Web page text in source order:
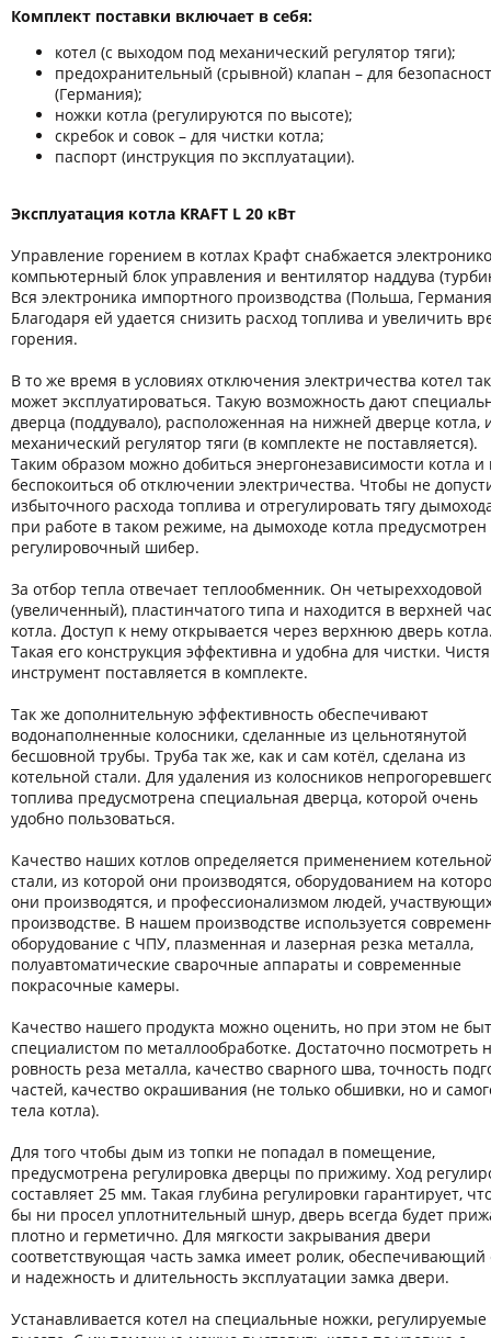
Комплект поставки включает в себя:
котел (с выходом под механический регулятор тяги);
предохранительный (срывной) клапан – для
(Германия);
ножки котла (регулируются по высоте);
скребок и совок – для чистки котла;
паспорт (инструкция по эксплуатации).
Эксплуатация котла KRAFT L 20 кВт
Управление горением в котлах Крафт снабжается
компьютерный блок управления и вентилятор наддува
Вся электроника импортного производства (Польша,
Благодаря ей удается снизить расход топлива и увеличить
горения.
В то же время в условиях отключения электричества котел
может эксплуатироваться. Такую возможность дают
дверца (поддувало), расположенная на нижней дверце котла,
механический регулятор тяги (в комплекте не поставляется).
Таким образом можно добиться энергонезависимости котла и
беспокоиться об отключении электричества. Чтобы не
избыточного расхода топлива и отрегулировать тягу
при работе в таком режиме, на дымоходе котла предусмотрен
регулировочный шибер.
За отбор тепла отвечает теплообменник. Он четырехходовой
(увеличенный), пластинчатого типа и находится в верхней
котла. Доступ к нему открывается через верхнюю дверь
Такая его конструкция эффективна и удобна для чистки.
инструмент поставляется в комплекте.
Так же дополнительную эффективность обеспечивают
водонаполненные колосники, сделанные из цельнотянутой
бесшовной трубы. Труба так же, как и сам котёл, сделана из
котельной стали. Для удаления из колосников
топлива предусмотрена специальная дверца, которой очень
удобно пользоваться.
Качество наших котлов определяется применением
стали, из которой они производятся, оборудованием на
они производятся, и профессионализмом людей,
производстве. В нашем производстве используется
оборудование с ЧПУ, плазменная и лазерная резка металла,
полуавтоматические сварочные аппараты и современные
покрасочные камеры.
Качество нашего продукта можно оценить, но при этом не
специалистом по металлообработке. Достаточно посмотреть
ровность реза металла, качество сварного шва, точность
частей, качество окрашивания (не только обшивки, но и
тела котла).
Для того чтобы дым из топки не попадал в помещение,
предусмотрена регулировка дверцы по прижиму. Ход
составляет 25 мм. Такая глубина регулировки гарантирует,
бы ни просел уплотнительный шнур, дверь всегда будет
плотно и герметично. Для мягкости закрывания двери
соответствующая часть замка имеет ролик,
и надежность и длительность эксплуатации замка двери.
Устанавливается котел на специальные ножки, регулируемые